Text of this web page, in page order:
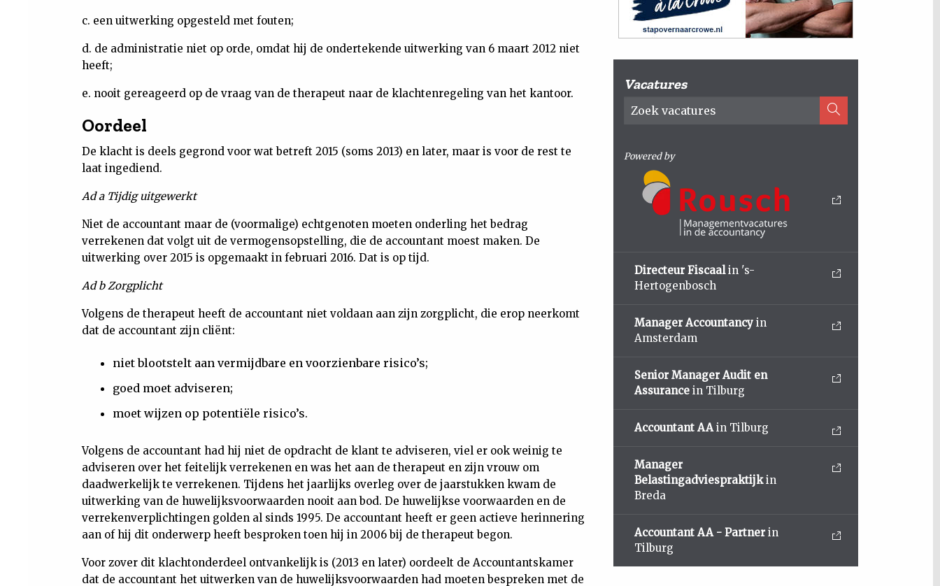
c. een uitwerking opgesteld met fouten;
d. de administratie niet op orde, omdat hij de ondertekende uitwerking van 6 maart 2012 niet
heeft;
e. nooit gereageerd op de vraag van de therapeut naar de klachtenregeling van het kantoor.
Oordeel
De klacht is deels gegrond voor wat betreft 2015 (soms 2013) en later, maar is voor de rest te
laat ingediend.
Ad a Tijdig uitgewerkt
Niet de accountant maar de (voormalige) echtgenoten moeten onderling het bedrag
verrekenen dat volgt uit de vermogensopstelling, die de accountant moest maken. De
uitwerking over 2015 is opgemaakt in februari 2016. Dat is op tijd.
Ad b Zorgplicht
Volgens de therapeut heeft de accountant niet voldaan aan zijn zorgplicht, die erop neerkomt
dat de accountant zijn cliënt:
niet blootstelt aan vermijdbare en voorzienbare risico’s;
goed moet adviseren;
moet wijzen op potentiële risico’s.
Volgens de accountant had hij niet de opdracht de klant te adviseren, viel er ook weinig te
adviseren over het feitelijk verrekenen en was het aan de therapeut en zijn vrouw om
daadwerkelijk te verrekenen. Tijdens het jaarlijks overleg over de jaarstukken kwam de
uitwerking van de huwelijksvoorwaarden nooit aan bod. De huwelijkse voorwaarden en de
verrekenverplichtingen golden al sinds 1995. De accountant heeft er geen actieve herinnering
aan of hij dit onderwerp heeft besproken toen hij in 2006 bij de therapeut begon.
Voor zover dit klachtonderdeel ontvankelijk is (2013 en later) oordeelt de Accountantskamer
dat de accountant het uitwerken van de huwelijksvoorwaarden had moeten bespreken met de
Vacatures
Powered by
Directeur Fiscaalin 's-
Hertogenbosch
Manager Accountancy in
Amsterdam
Senior Manager Audit en
Assurance in Tilburg
Accountant AAin Tilburg
Manager
Belastingadviespraktijkin
Breda
Accountant AA - Partner in
Tilburg